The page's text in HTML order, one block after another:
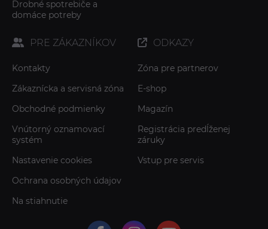
Drobné spotrebiče a
domáce potreby
PRE ZÁKAZNÍKOV
Kontakty
Zákaznícka a servisná zóna
Obchodné podmienky
Vnútorný oznamovací
systém
Nastavenie cookies
Ochrana osobných údajov
Na stiahnutie
ODKAZY
Zóna pre partnerov
E-shop
Magazín
Registrácia predĺženej
záruky
Vstup pre servis